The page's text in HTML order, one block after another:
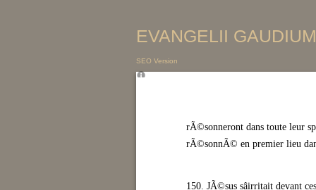
EVANGELII
rÃ©sonneront dans toute leur
rÃ©sonnÃ© en premier lieu
150. JÃ©sus sâirritait devant
SEO Version